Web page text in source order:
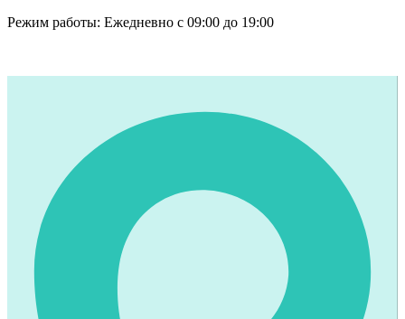
Перейти
Режим работы: Ежедневно с 09:00 до 19:00